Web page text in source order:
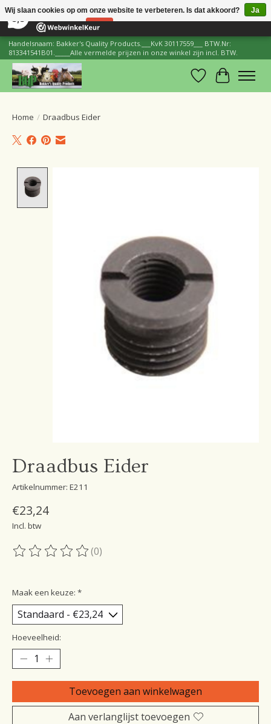
206 Reviews ×
Handelsnaam: Bakker's Quality Products.___KvK 30117559___ BTW.Nr:
813341541B01._____Alle vermelde prijzen in onze winkel zijn incl. BTW.
Verlanglijst
Home / Draadbus Eider
Draadbus Eider
Artikelnummer: E211
€23,24
Incl. btw
De beoordeling van dit product is
(0)
Maak een keuze: *
Hoeveelheid:
Toevoegen aan winkelwagen
Aan verlanglijst toevoegen
Wij slaan cookies op om onze website te verbeteren. Is dat akkoord?
Ja
Nee